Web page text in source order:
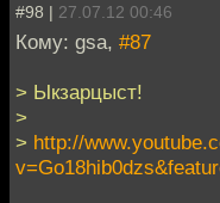
#98 | 27.07.12 00:46
Кому: gsa, #87
> Ыкзарцыст!
>
> http://